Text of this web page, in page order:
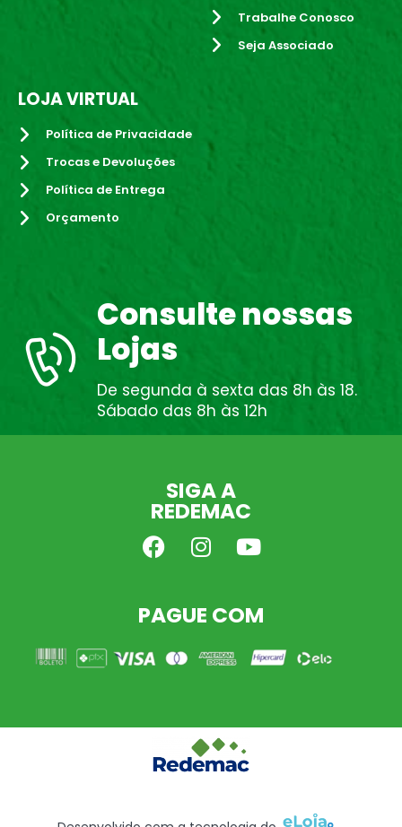
Trabalhe Conosco
Seja Associado
LOJA VIRTUAL
Política de Privacidade
Trocas e Devoluções
Política de Entrega
Orçamento
Consulte nossas
Lojas
De segunda à sexta das 8h às 18.
Sábado das 8h às 12h
SIGA A
REDEMAC
PAGUE COM